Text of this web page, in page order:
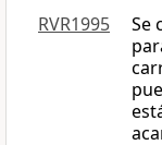
RVR1995
Se